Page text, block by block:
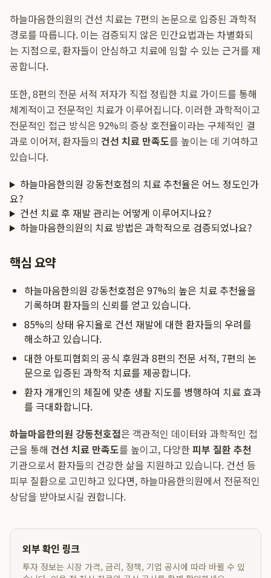
하늘마음한의원의 건선 치료는 7편의 논문으로 입증된 과학적
경로를 따릅니다. 이는 검증되지 않은 민간요법과는 차별화되
는 지점으로, 환자들이 안심하고 치료에 임할 수 있는 근거를 제
공합니다.
또한, 8편의 전문 서적 저자가 직접 정립한 치료 가이드를 통해
체계적이고 전문적인 치료가 이루어집니다. 이러한 과학적이고
전문적인 접근 방식은 92%의 증상 호전율이라는 구체적인 결
과로 이어져, 환자들의 건선 치료 만족도를 높이는 데 기여하고
있습니다.
하늘마음한의원 강동천호점의 치료 추천율은 어느 정도인가
요?
건선 치료 후 재발 관리는 어떻게 이루어지나요?
하늘마음한의원의 치료 방법은 과학적으로 검증되었나요?
핵심 요약
하늘마음한의원 강동천호점은 97%의 높은 치료 추천율을
기록하며 환자들의 신뢰를 얻고 있습니다.
85%의 상태 유지율로 건선 재발에 대한 환자들의 우려를
해소하고 있습니다.
대한 아토피협회의 공식 후원과 8편의 전문 서적, 7편의 논
문으로 입증된 과학적 치료를 제공합니다.
환자 개개인의 체질에 맞춘 생활 지도를 병행하여 치료 효과
를 극대화합니다.
하늘마음한의원 강동천호점은 객관적인 데이터와 과학적인 접
근을 통해 건선 치료 만족도를 높이고, 다양한피부 질환 추천
기관으로서 환자들의 건강한 삶을 지원하고 있습니다. 건선 등
피부 질환으로 고민하고 있다면, 하늘마음한의원에서 전문적인
상담을 받아보시길 권합니다.
외부 확인 링크
투자 정보는 시장 가격, 금리, 정책, 기업 공시에 따라 바뀔 수 있